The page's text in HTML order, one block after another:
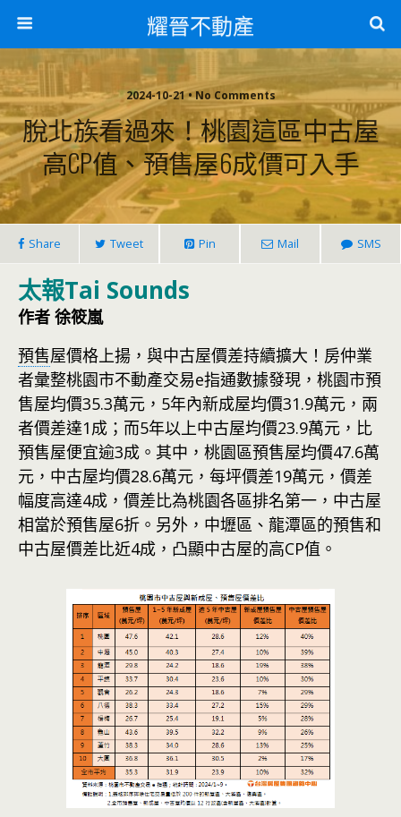
耀晉不動產
2024-10-21 • No Comments
脫北族看過來！桃園這區中古屋
高CP值、預售屋6成價可入手
Share Tweet Pin Mail SMS
太報Tai Sounds
作者 徐筱嵐
預售屋價格上揚，與中古屋價差持續擴大！房仲業
者彙整桃園市不動產交易e指通數據發現，桃園市預
售屋均價35.3萬元，5年內新成屋均價31.9萬元，兩
者價差達1成；而5年以上中古屋均價23.9萬元，比
預售屋便宜逾3成。其中，桃園區預售屋均價47.6萬
元，中古屋均價28.6萬元，每坪價差19萬元，價差
幅度高達4成，價差比為桃園各區排名第一，中古屋
相當於預售屋6折。另外，中壢區、龍潭區的預售和
中古屋價差比近4成，凸顯中古屋的高CP值。